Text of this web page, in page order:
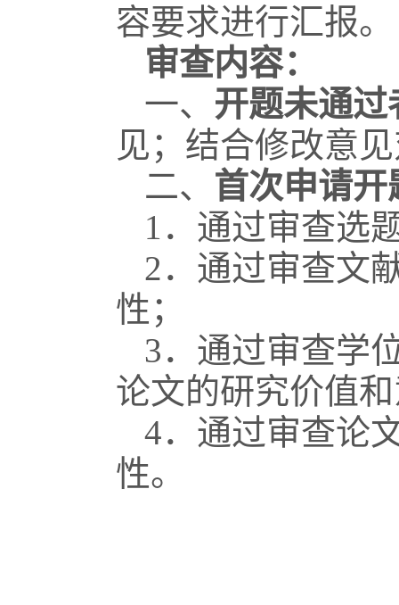
容要求进行汇报。
审查内容：
一、 开题未通过
见；结合修改意
二、 首次申请开
1 ．通过审查选
2．通过审查文
性；
3．通过审查学
论文的研究价值
4．通过审查论
性。